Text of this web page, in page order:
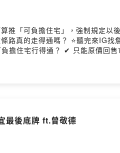
推「可負擔住宅」，強制規定以
的走得通嗎？ ⭐聽完來IG找詹哥
擔住宅行得通？ ✔ 只能原價回
34ylgpi ⭐YT影音版 https://
最後底牌 ft.曾敬德